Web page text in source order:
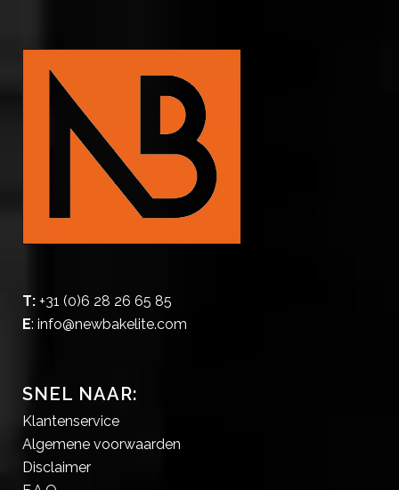
T: +31 (0)6 28 26 65 85
E: info@newbakelite.com
SNEL NAAR:
Klantenservice
Algemene voorwaarden
Disclaimer